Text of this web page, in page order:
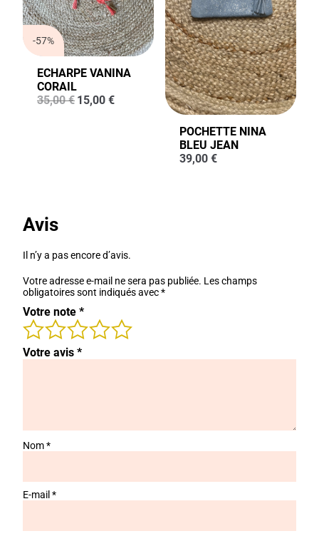
-57%
ECHARPE VANINA
CORAIL
35,00€ Le
15,00 €Le
POCHETTE NINA
BLEU JEAN
39,00 €
Avis
Il n’y a pas encore d’avis.
Votre adresse e-mail ne sera pas publiée. Les champs
obligatoires sont indiqués avec*
Votre note *
Votre avis *
Nom*
E-mail *